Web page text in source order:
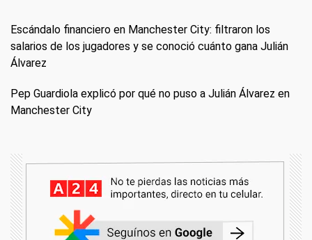
Escándalo financiero en Manchester City: filtraron los
salarios de los jugadores y se conoció cuánto gana Julián
Álvarez
Pep Guardiola explicó por qué no puso a Julián Álvarez en
Manchester City